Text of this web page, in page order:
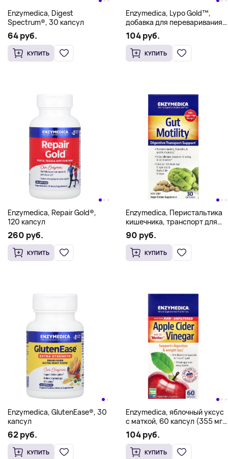
Enzymedica, Digest
Spectrum®, 30 капсул
64 руб.
КУПИТЬ
Enzymedica, Lypo Gold™,
добавка для переваривания
жиров, 60 капсул
104 руб.
КУПИТЬ
Enzymedica, Repair Gold®,
120 капсул
260 руб.
КУПИТЬ
Enzymedica, Перистальтика
кишечника, транспорт для
поддержки пищеварения, 30
капсул
90 руб.
КУПИТЬ
Enzymedica, GlutenEase®, 30
капсул
62 руб.
КУПИТЬ
Enzymedica, яблочный уксус
с маткой, 60 капсул (355 мг в
1 капсуле)
104 руб.
КУПИТЬ